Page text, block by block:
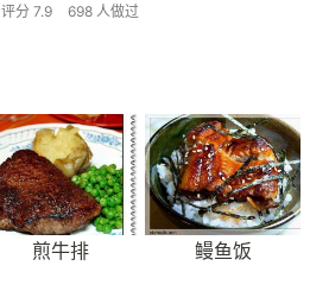
评分 7.9 698 人做过
煎牛排 鳗鱼饭